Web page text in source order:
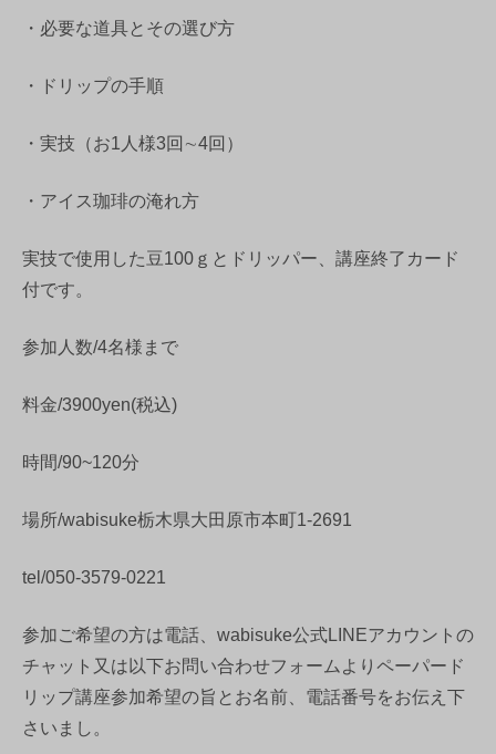
・必要な道具とその選び方
・ドリップの手順
・実技（お1人様3回∼4回）
・アイス珈琲の淹れ方
実技で使用した豆100ｇとドリッパー、講座終了カード
付です。
参加人数/4名様まで
料金/3900yen(税込)
時間/90~120分
場所/wabisuke栃木県大田原市本町1-2691
tel/050-3579-0221
参加ご希望の方は電話、wabisuke公式LINEアカウントの
チャット又は以下お問い合わせフォームよりペーパード
リップ講座参加希望の旨とお名前、電話番号をお伝え下
さいまし。